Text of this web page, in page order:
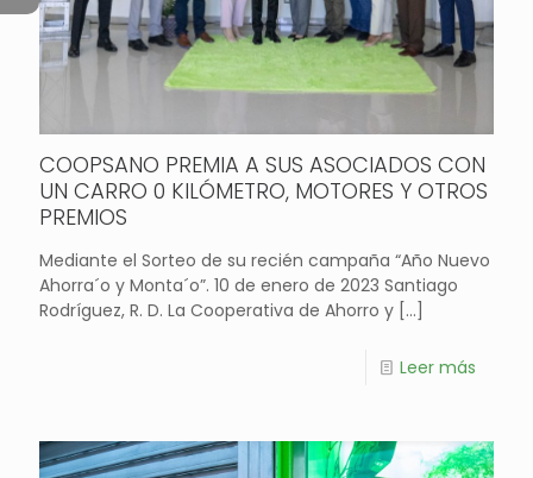
COOPSANO PREMIA A SUS ASOCIADOS CON
UN CARRO 0 KILÓMETRO, MOTORES Y OTROS
PREMIOS
Mediante el Sorteo de su recién campaña “Año Nuevo
Ahorra´o y Monta´o”. 10 de enero de 2023 Santiago
Rodríguez, R. D. La Cooperativa de Ahorro y […]
Leer más